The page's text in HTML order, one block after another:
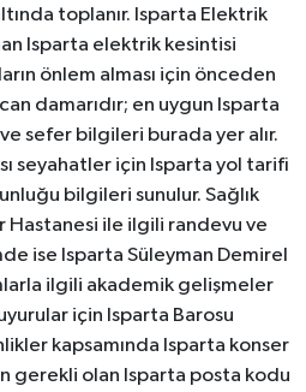
toplanır. Isparta Elektrik
Isparta elektrik kesintisi
önlem alması için önceden
damarıdır; en uygun Isparta
sefer bilgileri burada yer alır.
seyahatler için Isparta yol tarifi
bilgileri sunulur. Sağlık
Hastanesi ile ilgili randevu ve
ise Isparta Süleyman Demirel
ilgili akademik gelişmeler
için Isparta Barosu
kapsamında Isparta konser
gerekli olan Isparta posta kodu